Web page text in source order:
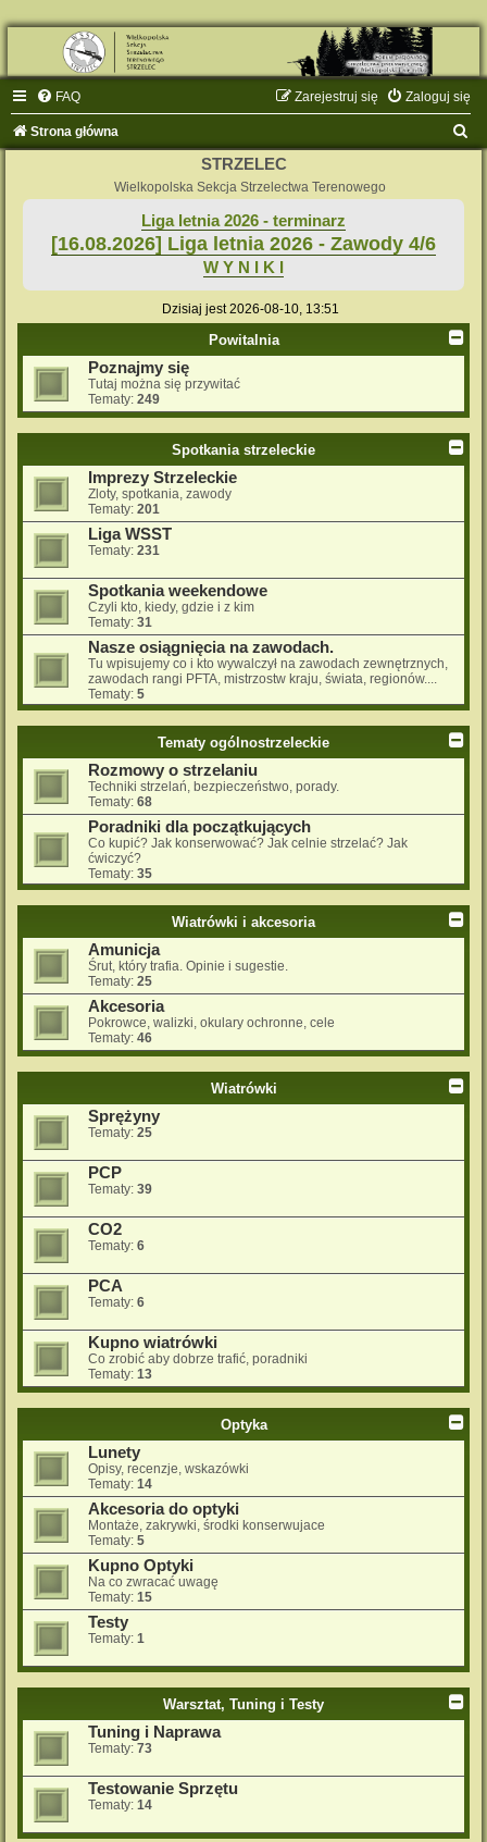
FAQ Zaloguj się
Zarejestruj się
Strona główna
STRZELEC
Wielkopolska Sekcja Strzelectwa Terenowego
Liga letnia 2026 - terminarz
[16.08.2026] Liga letnia 2026 - Zawody 4/6
W Y N I K I
Dzisiaj jest 2026-08-10, 13:51
Powitalnia
Poznajmy się
Tutaj można się przywitać
Tematy: 249
Spotkania strzeleckie
Imprezy Strzeleckie
Zloty, spotkania, zawody
Tematy: 201
Liga WSST
Tematy: 231
Spotkania weekendowe
Czyli kto, kiedy, gdzie i z kim
Tematy: 31
Nasze osiągnięcia na zawodach.
Tu wpisujemy co i kto wywalczył na zawodach zewnętrznych,
zawodach rangi PFTA, mistrzostw kraju, świata, regionów....
Tematy: 5
Tematy ogólnostrzeleckie
Rozmowy o strzelaniu
Techniki strzelań, bezpieczeństwo, porady.
Tematy: 68
Poradniki dla początkujących
Co kupić? Jak konserwować? Jak celnie strzelać? Jak
ćwiczyć?
Tematy: 35
Wiatrówki i akcesoria
Amunicja
Śrut, który trafia. Opinie i sugestie.
Tematy: 25
Akcesoria
Pokrowce, walizki, okulary ochronne, cele
Tematy: 46
Wiatrówki
Sprężyny
Tematy: 25
PCP
Tematy: 39
CO2
Tematy: 6
PCA
Tematy: 6
Kupno wiatrówki
Co zrobić aby dobrze trafić, poradniki
Tematy: 13
Optyka
Lunety
Opisy, recenzje, wskazówki
Tematy: 14
Akcesoria do optyki
Montaże, zakrywki, środki konserwujace
Tematy: 5
Kupno Optyki
Na co zwracać uwagę
Tematy: 15
Testy
Tematy: 1
Warsztat, Tuning i Testy
Tuning i Naprawa
Tematy: 73
Testowanie Sprzętu
Tematy: 14